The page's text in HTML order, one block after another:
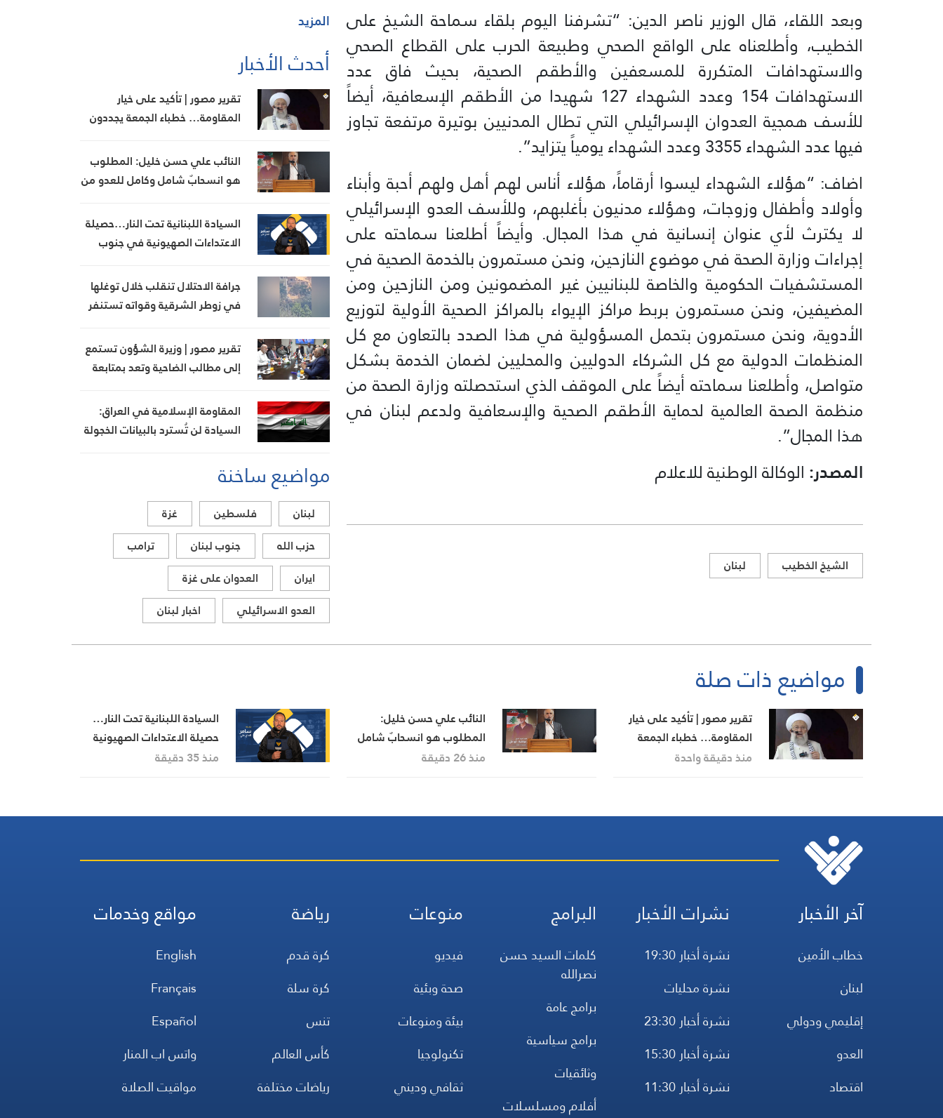
وبعد اللقاء، قال الوزير ناصر الدين: “تشرفنا اليوم بلقاء سماحة الشيخ على
الخطيب، وأطلعناه على الواقع الصحي وطبيعة الحرب على القطاع الصحي
والاستهدافات المتكررة للمسعفين والأطقم الصحية، بحيث فاق عدد
الاستهدافات 154 وعدد الشهداء 127 شهيدا من الأطقم الإسعافية، أيضاً
للأسف همجية العدوان الإسرائيلي التي تطال المدنيين بوتيرة مرتفعة تجاوز
فيها عدد الشهداء 3355 وعدد الشهداء يومياً يتزايد”.
اضاف: “هؤلاء الشهداء ليسوا أرقاماً، هؤلاء أناس لهم أهل ولهم أحبة وأبناء
وأولاد وأطفال وزوجات، وهؤلاء مدنيون بأغلبهم، وللأسف العدو الإسرائيلي
لا يكترث لأي عنوان إنسانية في هذا المجال. وأيضاً أطلعنا سماحته على
إجراءات وزارة الصحة في موضوع النازحين، ونحن مستمرون بالخدمة الصحية في
المستشفيات الحكومية والخاصة للبنانيين غير المضمونين ومن النازحين ومن
المضيفين، ونحن مستمرون بربط مراكز الإيواء بالمراكز الصحية الأولية لتوزيع
الأدوية، ونحن مستمرون بتحمل المسؤولية في هذا الصدد بالتعاون مع كل
المنظمات الدولية مع كل الشركاء الدوليين والمحليين لضمان الخدمة بشكل
متواصل، وأطلعنا سماحته أيضاً على الموقف الذي استحصلته وزارة الصحة من
منظمة الصحة العالمية لحماية الأطقم الصحية والإسعافية ولدعم لبنان في
هذا المجال”.
المصدر: الوكالة الوطنية للاعلام
الشيخ الخطيب لبنان
المزيد
أحدث الأخبار
تقرير مصور | تأكيد على خيار
المقاومة… خطباء الجمعة يجددون
النائب علي حسن خليل: المطلوب
هو انسحابٌ شامل وكامل للعدو من
السيادة اللبنانية تحت النار…حصيلة
الاعتداءات الصهيونية في جنوب
جرافة الاحتلال تنقلب خلال توغلها
في زوطر الشرقية وقواته تستنفر
تقرير مصور | وزيرة الشؤون تستمع
إلى مطالب الضاحية وتعد بمتابعة
المقاومة الإسلامية في العراق:
السيادة لن تُسترد بالبيانات الخجولة
مواضيع ساخنة
لبنان فلسطين
غزة
حزب الله
جنوب لبنان
ترامب
ايران
العدوان على غزة
العدو الاسرائيلي
اخبار لبنان
مواضيع ذات صلة
تقرير مصور | تأكيد على خيار
المقاومة… خطباء الجمعة
يجددون رفض المفاوضات مع
منذ دقيقة واحدة
النائب علي حسن خليل:
المطلوب هو انسحابٌ شامل
وكامل للعدو من الجنوب
منذ 26 دقيقة
السيادة اللبنانية تحت النار…
حصيلة الاعتداءات الصهيونية
في جنوب لبنان اليوم
منذ 35 دقيقة
آخر الأخبار
خطاب الأمين
لبنان
إقليمي ودولي
العدو
اقتصاد
نشرات الأخبار
نشرة أخبار 19:30
نشرة محليات
نشرة أخبار 23:30
نشرة أخبار 15:30
نشرة أخبار 11:30
البرامج
كلمات السيد حسن
نصرالله
برامج عامة
برامج سياسية
وثائقيات
أفلام ومسلسلات
منوعات
فيديو
صحة وبئية
بيئة ومنوعات
تكنولوجيا
ثقافي وديني
رياضة
كرة قدم
كرة سلة
تنس
كأس العالم
رياضات مختلفة
مواقع وخدمات
English
Français
Español
واتس اب المنار
مواقيت الصلاة